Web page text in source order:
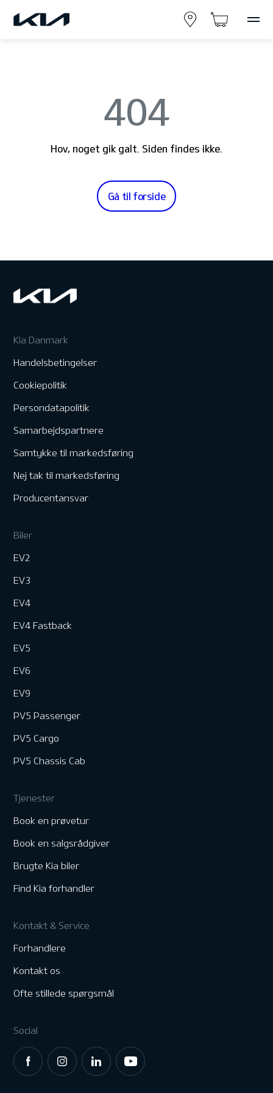
404
Hov, noget gik galt. Siden findes ikke.
Gå til forside
Kia Danmark
Handelsbetingelser
Cookiepolitik
Persondatapolitik
Samarbejdspartnere
Samtykke til markedsføring
Nej tak til markedsføring
Producentansvar
Biler
EV2
EV3
EV4
EV4 Fastback
EV5
EV6
EV9
PV5 Passenger
PV5 Cargo
PV5 Chassis Cab
Tjenester
Book en prøvetur
Book en salgsrådgiver
Brugte Kia biler
Find Kia forhandler
Kontakt & Service
Forhandlere
Kontakt os
Ofte stillede spørgsmål
Social